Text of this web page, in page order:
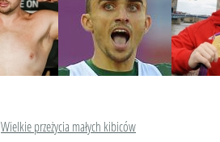
Wielkie przeżycia małych kibiców